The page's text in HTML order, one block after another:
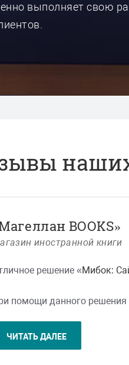
выполняет свою
BOOKS»
иностранной книги
решение «Мибок:
помощи данного решения
доступен очень
ЧИТАТЬ ДАЛЕЕ